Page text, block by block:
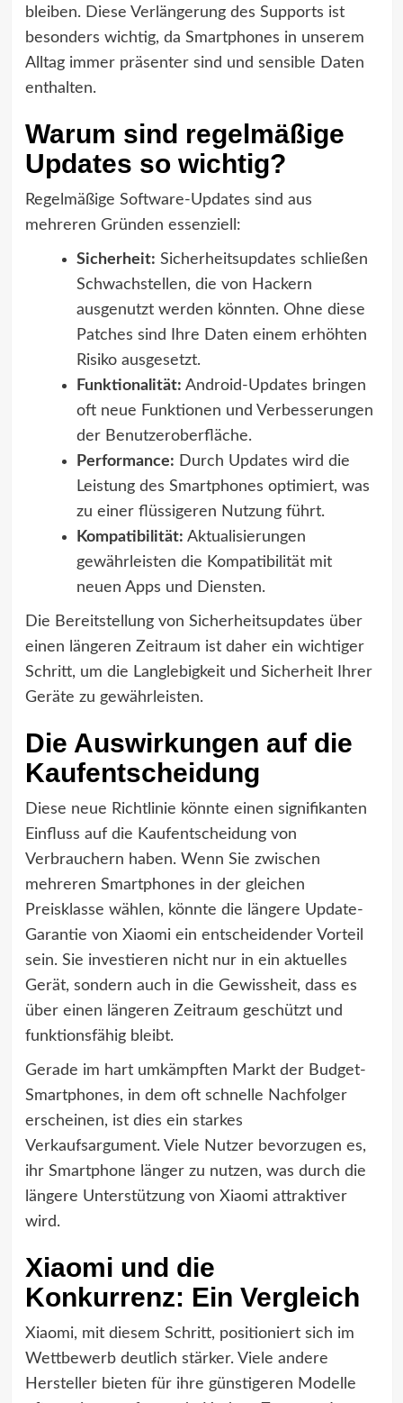
bleiben. Diese Verlängerung des Supports ist
besonders wichtig, da Smartphones in unserem
Alltag immer präsenter sind und sensible Daten
enthalten.
Warum sind regelmäßige
Updates so wichtig?
Regelmäßige Software-Updates sind aus
mehreren Gründen essenziell:
Sicherheit: Sicherheitsupdates schließen
Schwachstellen, die von Hackern
ausgenutzt werden könnten. Ohne diese
Patches sind Ihre Daten einem erhöhten
Risiko ausgesetzt.
Funktionalität: Android-Updates bringen
oft neue Funktionen und Verbesserungen
der Benutzeroberfläche.
Performance: Durch Updates wird die
Leistung des Smartphones optimiert, was
zu einer flüssigeren Nutzung führt.
Kompatibilität: Aktualisierungen
gewährleisten die Kompatibilität mit
neuen Apps und Diensten.
Die Bereitstellung von Sicherheitsupdates über
einen längeren Zeitraum ist daher ein wichtiger
Schritt, um die Langlebigkeit und Sicherheit Ihrer
Geräte zu gewährleisten.
Die Auswirkungen auf die
Kaufentscheidung
Diese neue Richtlinie könnte einen signifikanten
Einfluss auf die Kaufentscheidung von
Verbrauchern haben. Wenn Sie zwischen
mehreren Smartphones in der gleichen
Preisklasse wählen, könnte die längere Update-
Garantie von Xiaomi ein entscheidender Vorteil
sein. Sie investieren nicht nur in ein aktuelles
Gerät, sondern auch in die Gewissheit, dass es
über einen längeren Zeitraum geschützt und
funktionsfähig bleibt.
Gerade im hart umkämpften Markt der Budget-
Smartphones, in dem oft schnelle Nachfolger
erscheinen, ist dies ein starkes
Verkaufsargument. Viele Nutzer bevorzugen es,
ihr Smartphone länger zu nutzen, was durch die
längere Unterstützung von Xiaomi attraktiver
wird.
Xiaomi und die
Konkurrenz: Ein Vergleich
Xiaomi, mit diesem Schritt, positioniert sich im
Wettbewerb deutlich stärker. Viele andere
Hersteller bieten für ihre günstigeren Modelle